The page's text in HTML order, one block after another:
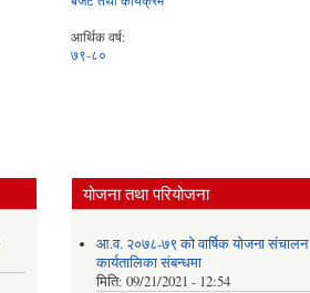
आर्थिक वर्ष:
७९-८०
योजना तथा परियोजना
आ.व. २०७८-७९ को वार्षिक योजना संचालन
कार्यतालिका संबन्धमा
मिति:09/21/2021 - 12:54